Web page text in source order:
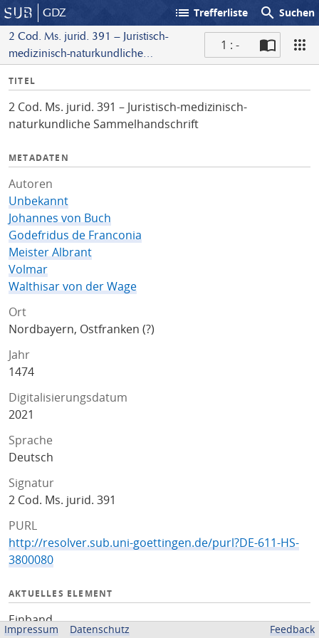
GDZ list Trefferliste search Suchen
2 Cod. Ms. jurid. 391 – Juristisch-
medizinisch-naturkundliche
1 : -
I
f
o
TITEL
2 Cod. Ms. jurid. 391 – Juristisch-medizinisch-
naturkundliche Sammelhandschrift
METADATEN
Autoren
Unbekannt
Johannes von Buch
Godefridus de Franconia
Meister Albrant
Volmar
Walthisar von der Wage
Ort
Nordbayern, Ostfranken (?)
Jahr
1474
Digitalisierungsdatum
2021
Sprache
Deutsch
Signatur
2 Cod. Ms. jurid. 391
PURL
http://resolver.sub.uni-goettingen.de/purl?DE-611-HS-
3800080
AKTUELLES ELEMENT
Einband
Impressum Datenschutz Feedback